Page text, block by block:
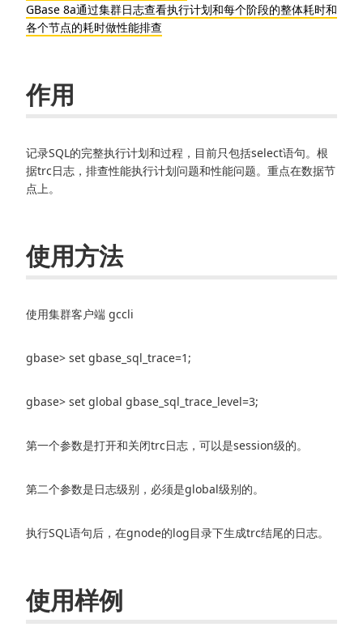
GBase 8a通过集群日志查看执行计划和每个阶段的整体耗时和
各个节点的耗时做性能排查
作用
记录SQL的完整执行计划和过程，目前只包括select语句。根
据trc日志，排查性能执行计划问题和性能问题。重点在数据节
点上。
使用方法
使用集群客户端 gccli
gbase> set gbase_sql_trace=1;
gbase> set global gbase_sql_trace_level=3;
第一个参数是打开和关闭trc日志，可以是session级的。
第二个参数是日志级别，必须是global级别的。
执行SQL语句后，在gnode的log目录下生成trc结尾的日志。
使用样例